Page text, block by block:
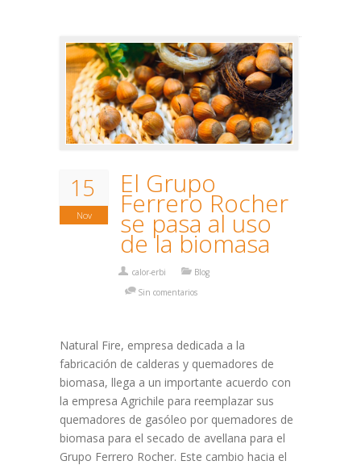
15
Nov
El Grupo
Ferrero Rocher
se pasa al uso
de la biomasa
calor-erbi
Blog
Sin comentarios
Natural Fire, empresa dedicada a la
fabricación de calderas y quemadores de
biomasa, llega a un importante acuerdo con
la empresa Agrichile para reemplazar sus
quemadores de gasóleo por quemadores de
biomasa para el secado de avellana para el
Grupo Ferrero Rocher. Este cambio hacia el